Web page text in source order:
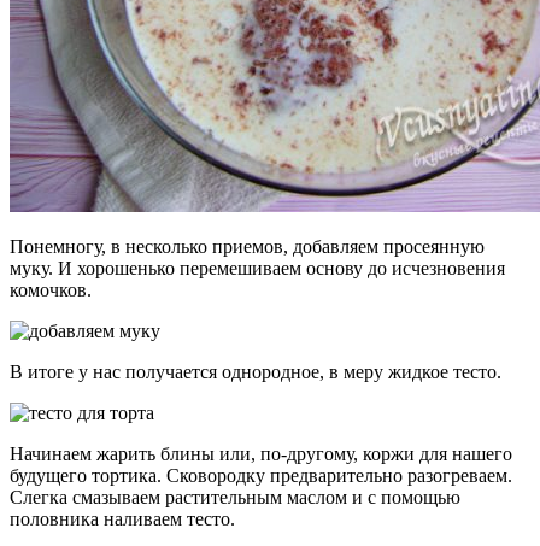
Понемногу, в несколько приемов, добавляем просеянную
муку. И хорошенько перемешиваем основу до исчезновения
комочков.
В итоге у нас получается однородное, в меру жидкое тесто.
Начинаем жарить блины или, по-другому, коржи для нашего
будущего тортика. Сковородку предварительно разогреваем.
Слегка смазываем растительным маслом и с помощью
половника наливаем тесто.